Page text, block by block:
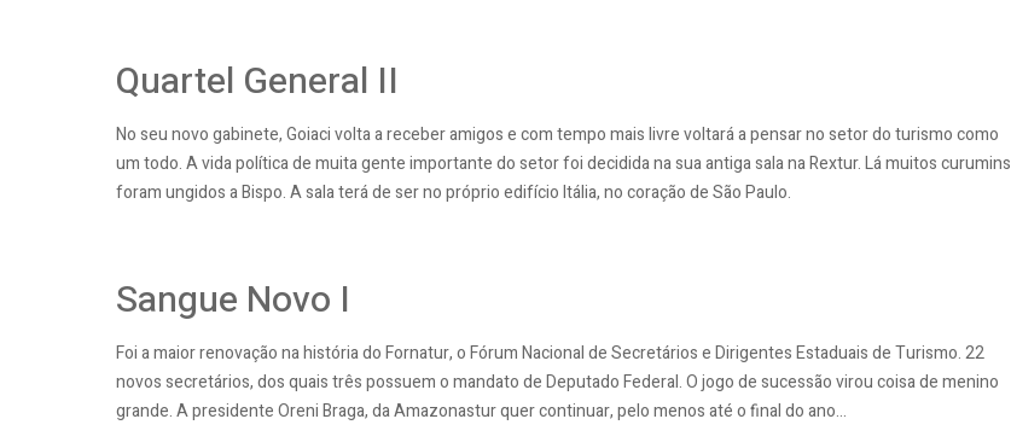
Quartel General II
No seu novo gabinete, Goiaci volta a receber amigos e com tempo mais livre voltará a pensar no setor do turismo como
um todo. A vida política de muita gente importante do setor foi decidida na sua antiga sala na Rextur. Lá muitos curumins
foram ungidos a Bispo. A sala terá de ser no próprio edifício Itália, no coração de São Paulo.
Sangue Novo I
Foi a maior renovação na história do Fornatur, o Fórum Nacional de Secretários e Dirigentes Estaduais de Turismo. 22
novos secretários, dos quais três possuem o mandato de Deputado Federal. O jogo de sucessão virou coisa de menino
grande. A presidente Oreni Braga, da Amazonastur quer continuar, pelo menos até o final do ano...